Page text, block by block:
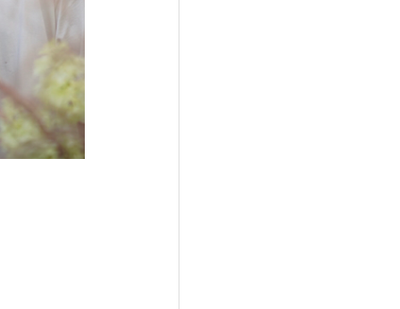
ほのか起用！